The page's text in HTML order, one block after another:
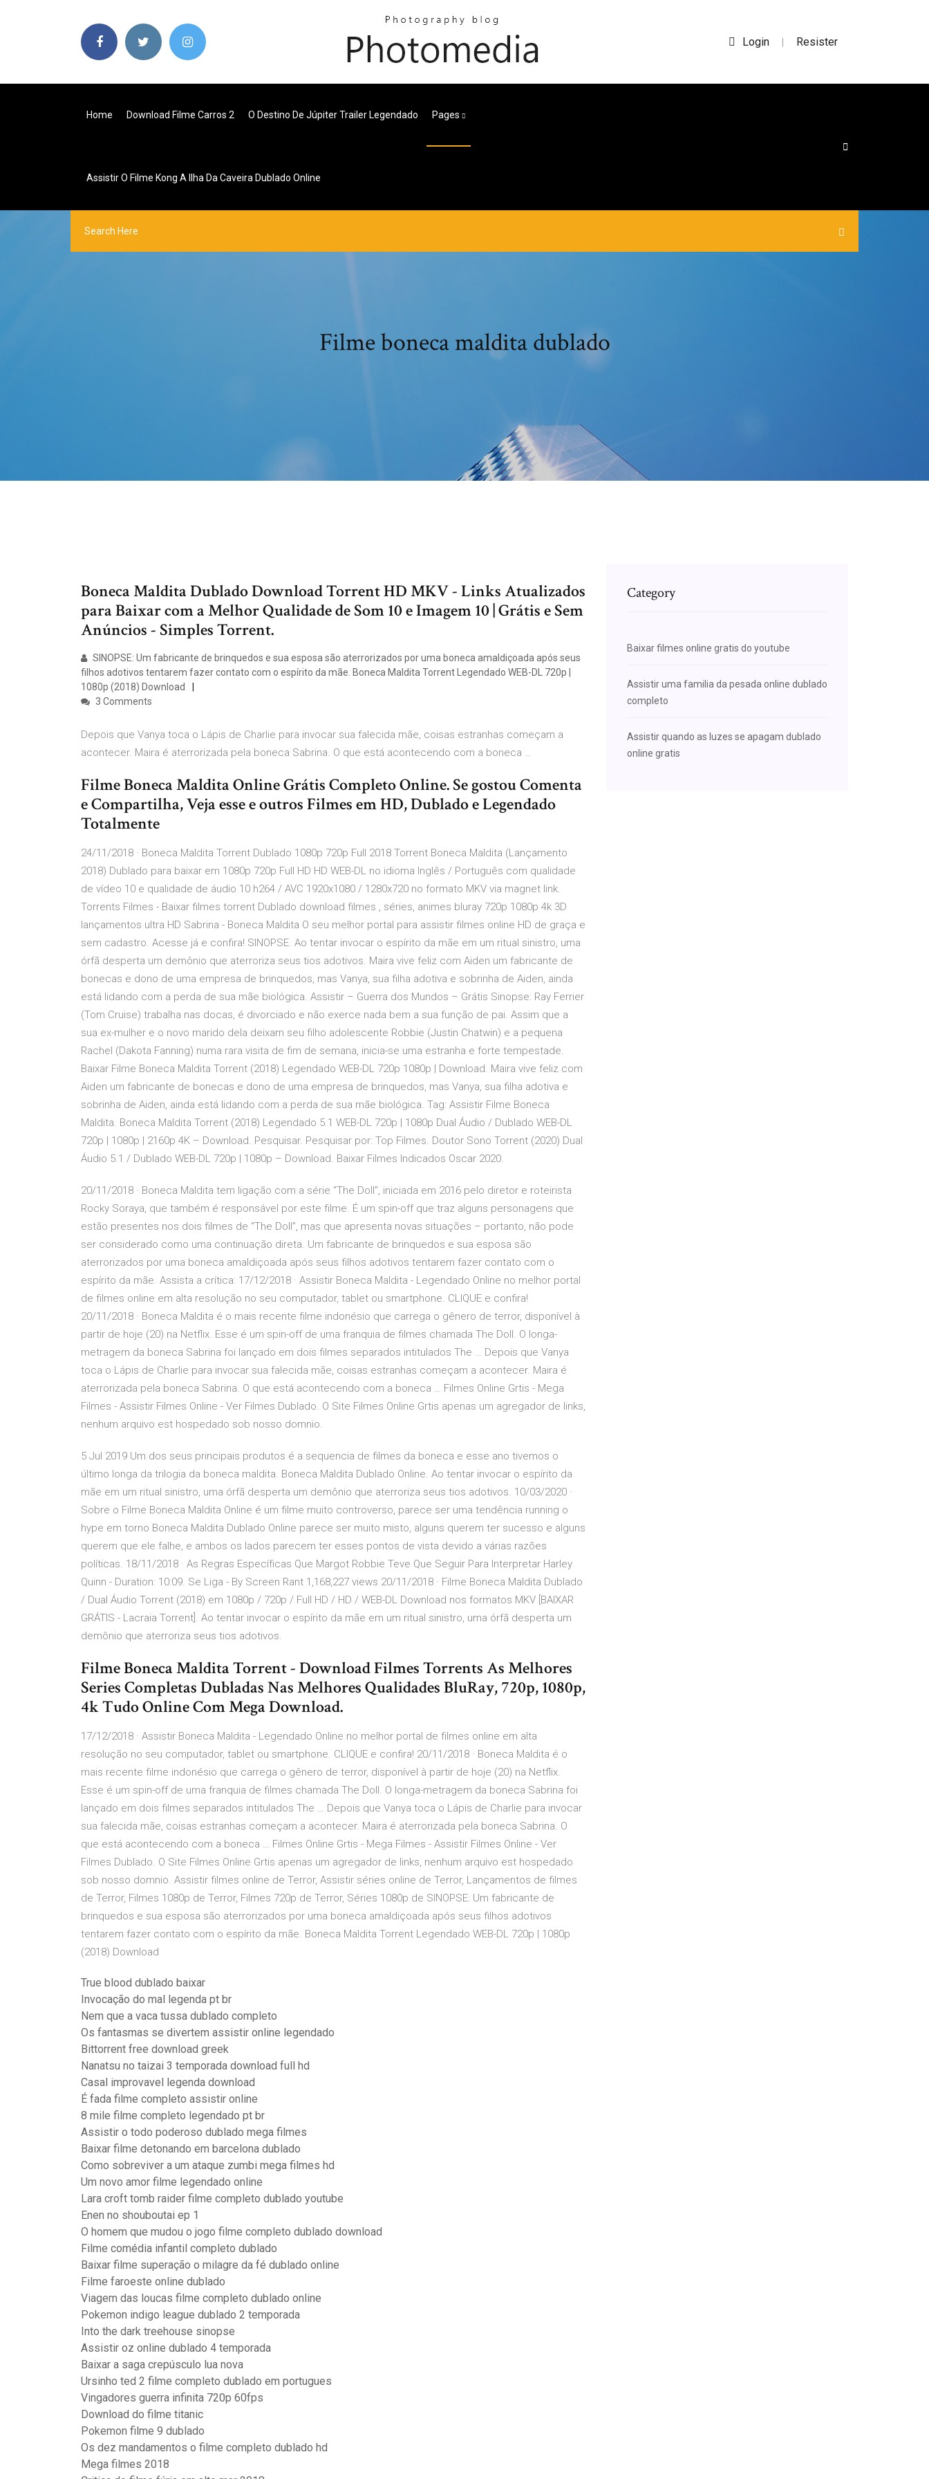
Login | Resister
Home Download Filme Carros 2 O Destino De Júpiter Trailer Legendado Pages
Assistir O Filme Kong A Ilha Da Caveira Dublado Online
Filme boneca maldita dublado
Boneca Maldita Dublado Download Torrent HD MKV - Links Atualizados
para Baixar com a Melhor Qualidade de Som 10 e Imagem 10 | Grátis e Sem
Anúncios - Simples Torrent.
SINOPSE: Um fabricante de brinquedos e sua esposa são aterrorizados por uma boneca amaldiçoada após seus
filhos adotivos tentarem fazer contato com o espírito da mãe. Boneca Maldita Torrent Legendado WEB-DL 720p |
1080p (2018) Download
3 Comments
Depois que Vanya toca o Lápis de Charlie para invocar sua falecida mãe, coisas estranhas começam a
acontecer. Maira é aterrorizada pela boneca Sabrina. O que está acontecendo com a boneca …
Filme Boneca Maldita Online Grátis Completo Online. Se gostou Comenta
e Compartilha, Veja esse e outros Filmes em HD, Dublado e Legendado
Totalmente
24/11/2018 · Boneca Maldita Torrent Dublado 1080p 720p Full 2018 Torrent Boneca Maldita (Lançamento
2018) Dublado para baixar em 1080p 720p Full HD HD WEB-DL no idioma Inglês / Português com qualidade
de vídeo 10 e qualidade de áudio 10 h264 / AVC 1920x1080 / 1280x720 no formato MKV via magnet link.
Torrents Filmes - Baixar filmes torrent Dublado download filmes , séries, animes bluray 720p 1080p 4k 3D
lançamentos ultra HD Sabrina - Boneca Maldita O seu melhor portal para assistir filmes online HD de graça e
sem cadastro. Acesse já e confira! SINOPSE. Ao tentar invocar o espírito da mãe em um ritual sinistro, uma
órfã desperta um demônio que aterroriza seus tios adotivos. Maira vive feliz com Aiden um fabricante de
bonecas e dono de uma empresa de brinquedos, mas Vanya, sua filha adotiva e sobrinha de Aiden, ainda
está lidando com a perda de sua mãe biológica. Assistir – Guerra dos Mundos – Grátis Sinopse: Ray Ferrier
(Tom Cruise) trabalha nas docas, é divorciado e não exerce nada bem a sua função de pai. Assim que a
sua ex-mulher e o novo marido dela deixam seu filho adolescente Robbie (Justin Chatwin) e a pequena
Rachel (Dakota Fanning) numa rara visita de fim de semana, inicia-se uma estranha e forte tempestade.
Baixar Filme Boneca Maldita Torrent (2018) Legendado WEB-DL 720p 1080p | Download. Maira vive feliz com
Aiden um fabricante de bonecas e dono de uma empresa de brinquedos, mas Vanya, sua filha adotiva e
sobrinha de Aiden, ainda está lidando com a perda de sua mãe biológica. Tag: Assistir Filme Boneca
Maldita. Boneca Maldita Torrent (2018) Legendado 5.1 WEB-DL 720p | 1080p Dual Áudio / Dublado WEB-DL
720p | 1080p | 2160p 4K – Download. Pesquisar. Pesquisar por: Top Filmes. Doutor Sono Torrent (2020) Dual
Áudio 5.1 / Dublado WEB-DL 720p | 1080p – Download. Baixar Filmes Indicados Oscar 2020.
20/11/2018 · Boneca Maldita tem ligação com a série “The Doll”, iniciada em 2016 pelo diretor e roteirista
Rocky Soraya, que também é responsável por este filme. É um spin-off que traz alguns personagens que
estão presentes nos dois filmes de “The Doll”, mas que apresenta novas situações – portanto, não pode
ser considerado como uma continuação direta. Um fabricante de brinquedos e sua esposa são
aterrorizados por uma boneca amaldiçoada após seus filhos adotivos tentarem fazer contato com o
espírito da mãe. Assista a crítica: 17/12/2018 · Assistir Boneca Maldita - Legendado Online no melhor portal
de filmes online em alta resolução no seu computador, tablet ou smartphone. CLIQUE e confira!
20/11/2018 · Boneca Maldita é o mais recente filme indonésio que carrega o gênero de terror, disponível à
partir de hoje (20) na Netflix. Esse é um spin-off de uma franquia de filmes chamada The Doll. O longa-
metragem da boneca Sabrina foi lançado em dois filmes separados intitulados The … Depois que Vanya
toca o Lápis de Charlie para invocar sua falecida mãe, coisas estranhas começam a acontecer. Maira é
aterrorizada pela boneca Sabrina. O que está acontecendo com a boneca … Filmes Online Grtis - Mega
Filmes - Assistir Filmes Online - Ver Filmes Dublado. O Site Filmes Online Grtis apenas um agregador de links,
nenhum arquivo est hospedado sob nosso domnio.
5 Jul 2019 Um dos seus principais produtos é a sequencia de filmes da boneca e esse ano tivemos o
último longa da trilogia da boneca maldita. Boneca Maldita Dublado Online. Ao tentar invocar o espírito da
mãe em um ritual sinistro, uma órfã desperta um demônio que aterroriza seus tios adotivos. 10/03/2020 ·
Sobre o Filme Boneca Maldita Online é um filme muito controverso, parece ser uma tendência running o
hype em torno Boneca Maldita Dublado Online parece ser muito misto, alguns querem ter sucesso e alguns
querem que ele falhe, e ambos os lados parecem ter esses pontos de vista devido a várias razões
políticas. 18/11/2018 · As Regras Específicas Que Margot Robbie Teve Que Seguir Para Interpretar Harley
Quinn - Duration: 10:09. Se Liga - By Screen Rant 1,168,227 views 20/11/2018 · Filme Boneca Maldita Dublado
/ Dual Áudio Torrent (2018) em 1080p / 720p / Full HD / HD / WEB-DL Download nos formatos MKV [BAIXAR
GRÁTIS - Lacraia Torrent]. Ao tentar invocar o espírito da mãe em um ritual sinistro, uma órfã desperta um
demônio que aterroriza seus tios adotivos.
Filme Boneca Maldita Torrent - Download Filmes Torrents As Melhores
Series Completas Dubladas Nas Melhores Qualidades BluRay, 720p, 1080p,
4k Tudo Online Com Mega Download.
17/12/2018 · Assistir Boneca Maldita - Legendado Online no melhor portal de filmes online em alta
resolução no seu computador, tablet ou smartphone. CLIQUE e confira! 20/11/2018 · Boneca Maldita é o
mais recente filme indonésio que carrega o gênero de terror, disponível à partir de hoje (20) na Netflix.
Esse é um spin-off de uma franquia de filmes chamada The Doll. O longa-metragem da boneca Sabrina foi
lançado em dois filmes separados intitulados The … Depois que Vanya toca o Lápis de Charlie para invocar
sua falecida mãe, coisas estranhas começam a acontecer. Maira é aterrorizada pela boneca Sabrina. O
que está acontecendo com a boneca … Filmes Online Grtis - Mega Filmes - Assistir Filmes Online - Ver
Filmes Dublado. O Site Filmes Online Grtis apenas um agregador de links, nenhum arquivo est hospedado
sob nosso domnio. Assistir filmes online de Terror, Assistir séries online de Terror, Lançamentos de filmes
de Terror, Filmes 1080p de Terror, Filmes 720p de Terror, Séries 1080p de SINOPSE: Um fabricante de
brinquedos e sua esposa são aterrorizados por uma boneca amaldiçoada após seus filhos adotivos
tentarem fazer contato com o espírito da mãe. Boneca Maldita Torrent Legendado WEB-DL 720p | 1080p
(2018) Download
True blood dublado baixar
Invocação do mal legenda pt br
Nem que a vaca tussa dublado completo
Os fantasmas se divertem assistir online legendado
Bittorrent free download greek
Nanatsu no taizai 3 temporada download full hd
Casal improvavel legenda download
É fada filme completo assistir online
8 mile filme completo legendado pt br
Assistir o todo poderoso dublado mega filmes
Baixar filme detonando em barcelona dublado
Como sobreviver a um ataque zumbi mega filmes hd
Um novo amor filme legendado online
Lara croft tomb raider filme completo dublado youtube
Enen no shouboutai ep 1
O homem que mudou o jogo filme completo dublado download
Filme comédia infantil completo dublado
Baixar filme superação o milagre da fé dublado online
Filme faroeste online dublado
Viagem das loucas filme completo dublado online
Pokemon indigo league dublado 2 temporada
Into the dark treehouse sinopse
Assistir oz online dublado 4 temporada
Baixar a saga crepúsculo lua nova
Ursinho ted 2 filme completo dublado em portugues
Vingadores guerra infinita 720p 60fps
Download do filme titanic
Pokemon filme 9 dublado
Os dez mandamentos o filme completo dublado hd
Mega filmes 2018
Category
Baixar filmes online gratis do youtube
Assistir uma familia da pesada online dublado
completo
Assistir quando as luzes se apagam dublado
online gratis